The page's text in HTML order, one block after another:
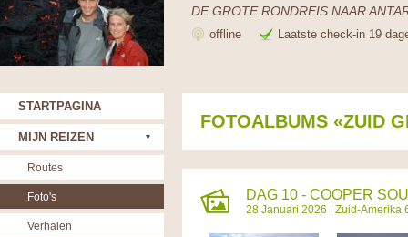
DE GROTE RONDREIS NAAR
offline Laatste check-in 19
FOTOALBUMS «ZUID
DAG 10 - COOPER
28 Januari 2026 | Zuid-Amerika
STARTPAGINA
MIJN REIZEN
Routes
Foto's
Verhalen